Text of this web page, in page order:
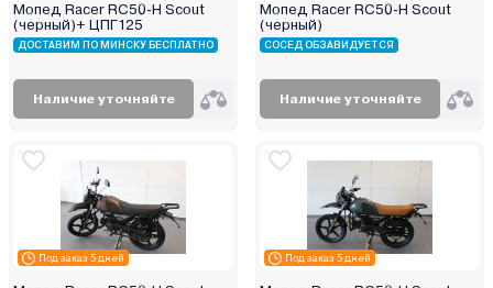
Мопед Racer RC50-Н Scout
(черный)+ ЦПГ125
ДОСТАВИМ ПО МИНСКУ БЕСПЛАТНО
Наличие уточняйте
Мопед Racer RC50-Н Scout
(черный)
СОСЕД ОБЗАВИДУЕТСЯ
Наличие уточняйте
Под заказ 5 дней Под заказ 5 дней